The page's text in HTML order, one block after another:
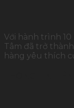
Với hành trình
Tâm đã trở
hàng yêu thích